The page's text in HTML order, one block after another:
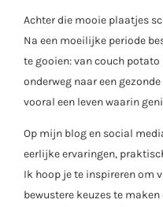
Achter die mooie plaatjes
Na een moeilijke periode
te gooien: van couch
onderweg naar een
vooral een leven waarin
Op mijn blog en social
eerlijke ervaringen,
Ik hoop je te inspireren om
bewustere keuzes te